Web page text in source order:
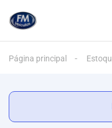
Página principal